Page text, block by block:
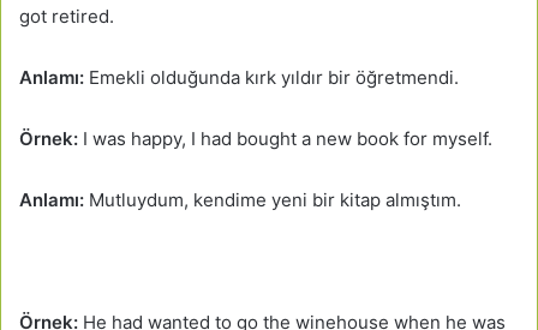
got retired.
Anlamı: Emekli olduğunda kırk yıldır bir öğretmendi.
Örnek: I was happy, I had bought a new book for myself.
Anlamı: Mutluydum, kendime yeni bir kitap almıştım.
Örnek: He had wanted to go the winehouse when he was